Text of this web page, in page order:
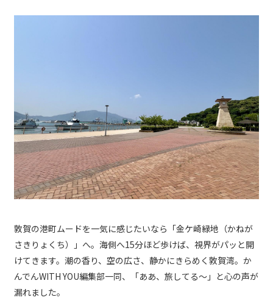
敦賀の港町ムードを一気に感じたいなら「金ケ崎緑地（かねが
さきりょくち）」へ。海側へ15分ほど歩けば、視界がパッと開
けてきます。潮の香り、空の広さ、静かにきらめく敦賀湾。か
んでんWITH YOU編集部一同、「ああ、旅してる〜」と心の声が
漏れました。